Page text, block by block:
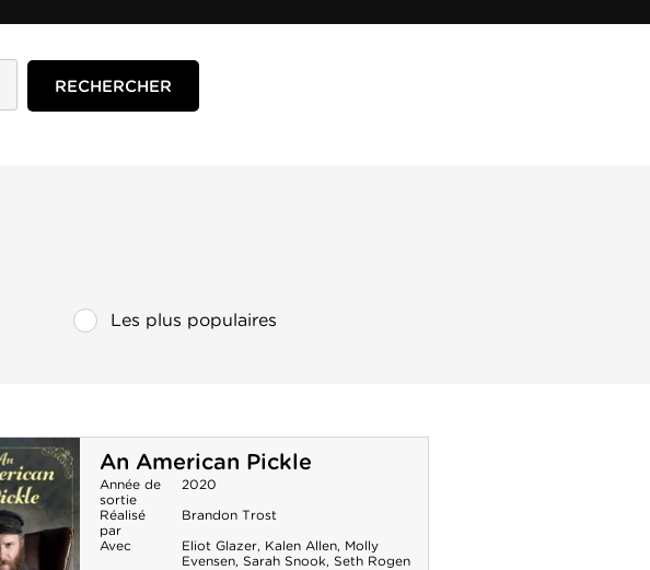
Les plus populaires
An American Pickle
Année de
sortie
2020
Réalisé
par
Brandon Trost
Avec
Eliot Glazer, Kalen Allen, Molly
Evensen, Sarah Snook, Seth Rogen